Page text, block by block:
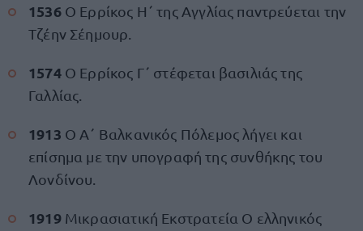
1536 Ο Ερρίκος Η΄ της Αγγλίας παντρεύεται την
Τζέην Σέημουρ.
1574 Ο Ερρίκος Γ΄ στέφεται βασιλιάς της
Γαλλίας.
1913 Ο Α΄ Βαλκανικός Πόλεμος λήγει και
επίσημα με την υπογραφή της συνθήκης του
Λονδίνου.
1919 Μικρασιατική Εκστρατεία Ο ελληνικός